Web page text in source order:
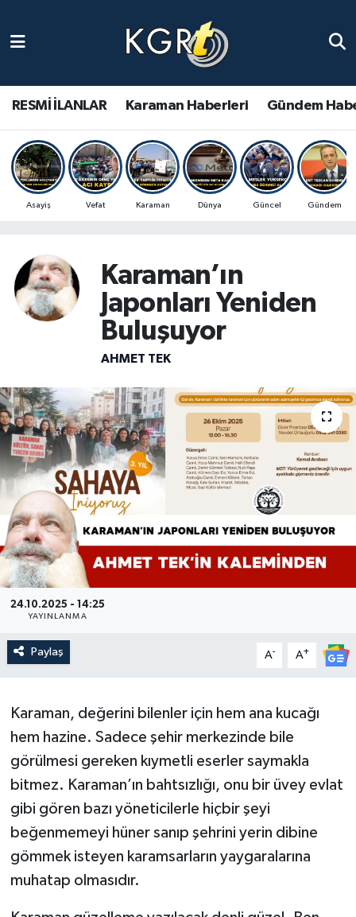
RESMİ İLANLAR Karaman Haberleri Gündem
Asayiş Vefat Karaman Dünya Güncel Gündem
Karaman’ın
Japonları Yeniden
Buluşuyor
AHMET TEK
24.10.2025 - 14:25
YAYINLANMA
Paylaş A- A+
Karaman, değerini bilenler için hem ana kucağı
hem hazine. Sadece şehir merkezinde bile
görülmesi gereken kıymetli eserler saymakla
bitmez. Karaman’ın bahtsızlığı, onu bir üvey evlat
gibi gören bazı yöneticilerle hiçbir şeyi
beğenmemeyi hüner sanıp şehrini yerin dibine
gömmek isteyen karamsarların yaygaralarına
muhatap olmasıdır.
Gündem Haberleri
Güncel Haberler
Spor Haberleri
Ulusal Haberler
Vefat Edenler